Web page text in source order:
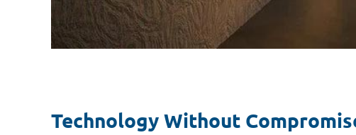
Technology Without